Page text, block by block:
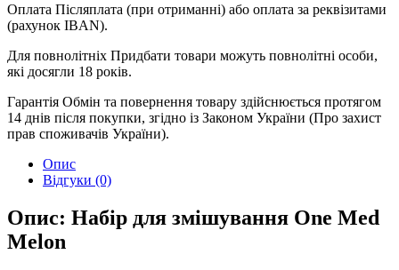
Оплата Післяплата (при отриманні) або оплата за реквізитами
(рахунок IBAN).
Для повнолітніх Придбати товари можуть повнолітні особи,
які досягли 18 років.
Гарантія Обмін та повернення товару здійснюється протягом
14 днів після покупки, згідно із Законом України (Про захист
прав споживачів України).
Опис
Відгуки (0)
Опис: Набір для змішування One Med
Melon